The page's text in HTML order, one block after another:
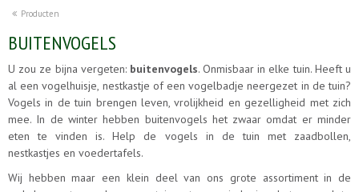
Producten
BUITENVOGELS
U zou ze bijna vergeten: buitenvogels. Onmisbaar in elke tuin. Heeft u
al een vogelhuisje, nestkastje of een vogelbadje neergezet in de tuin?
Vogels in de tuin brengen leven, vrolijkheid en gezelligheid met zich
mee. In de winter hebben buitenvogels het zwaar omdat er minder
eten te vinden is. Help de vogels in de tuin met zaadbollen,
nestkastjes en voedertafels.
Wij hebben maar een klein deel van ons grote assortiment in de